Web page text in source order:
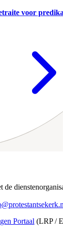
voor
de
Portaal (LRP /